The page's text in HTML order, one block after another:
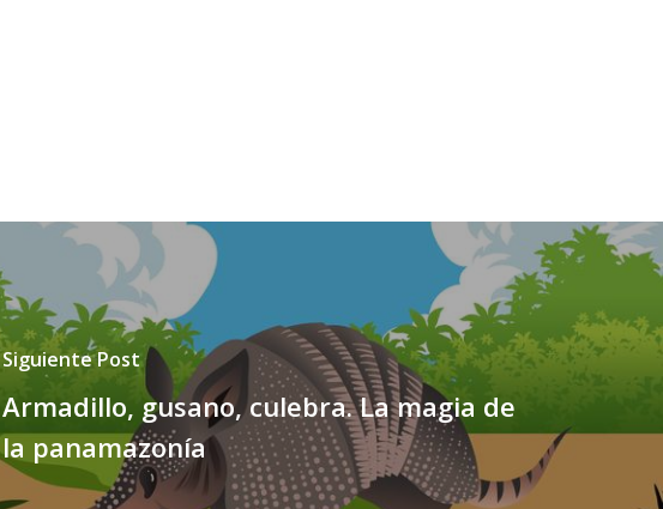
Siguiente Post
Armadillo, gusano, culebra. La magia de
la panamazonía